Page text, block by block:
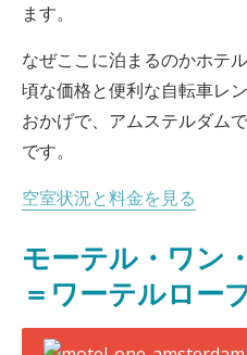
ます。
なぜここに泊まるのかホテ
頃な価格と便利な自転車レ
おかげで、アムステルダム
です。
空室状況と料金を見る
モーテル・ワン
＝ワーテルロー